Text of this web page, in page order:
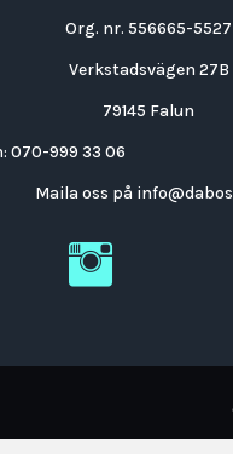
Org. nr. 556665-5527
Verkstadsvägen 27B
79145 Falun
070-999 33 06
Maila oss på